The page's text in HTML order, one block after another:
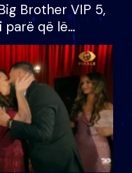
Brother VIP 5,
parë që lë
mundësinë për